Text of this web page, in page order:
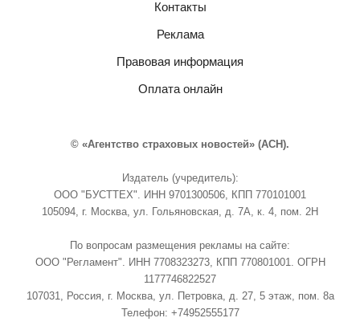
Контакты
Реклама
Правовая информация
Оплата онлайн
© «Агентство страховых новостей» (АСН).
Издатель (учредитель):
ООО "БУСТТЕХ". ИНН 9701300506, КПП 770101001
105094, г. Москва, ул. Гольяновская, д. 7А, к. 4, пом. 2Н
По вопросам размещения рекламы на сайте:
ООО "Регламент". ИНН 7708323273, КПП 770801001. ОГРН
1177746822527
107031, Россия, г. Москва, ул. Петровка, д. 27, 5 этаж, пом. 8а
Телефон: +74952555177